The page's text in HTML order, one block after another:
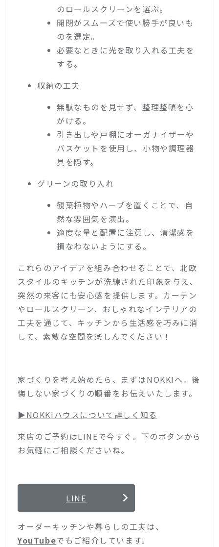
のロールスクリーンを選ぶ。
開閉がスムーズで使い勝手が良いも
のを選定。
必要なときに光を取り入れる工夫を
する。
収納の工夫
無駄なものを見せず、整理整頓を心
がける。
引き出しや戸棚にオーガナイザーや
バスケットを使用し、小物や調理器
具を隠す。
グリーンの取り入れ
観葉植物やハーブを置くことで、自
然な雰囲気を演出。
適度な量と配置に注意し、清潔感を
損なわないようにする。
これらのアイデアを組み合わせることで、北欧
スタイルのキッチンが洗練された印象を与え、
突然の来客にも安心感を提供します。カーテン
やロールスクリーン、おしゃれなインテリアの
工夫を通じて、キッチンから生活感を巧みに消
して、素敵な空間を楽しんでください！
家づくりを考え始めたら、まずはNOKKIへ。後
悔しない家づくりの順番をお伝えいたします。
▶︎NOKKIハウスについて詳しく知る
来店のご予約はLINEで今すぐ。下のボタンから
お気軽にご相談くださいね。
LINE
オーダーキッチンや暮らしの工夫は、
YouTubeでもご紹介しています。